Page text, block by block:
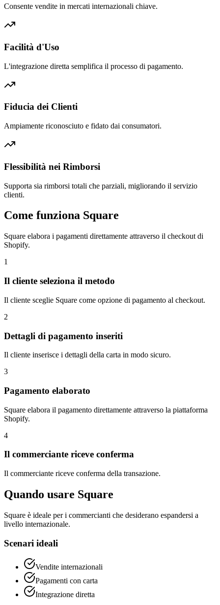
Consente vendite in mercati internazionali chiave.
Facilità d'Uso
L'integrazione diretta semplifica il processo di pagamento.
Fiducia dei Clienti
Ampiamente riconosciuto e fidato dai consumatori.
Flessibilità nei Rimborsi
Supporta sia rimborsi totali che parziali, migliorando il servizio
clienti.
Come funziona Square
Square elabora i pagamenti direttamente attraverso il checkout di
Shopify.
1
Il cliente seleziona il metodo
Il cliente sceglie Square come opzione di pagamento al checkout.
2
Dettagli di pagamento inseriti
Il cliente inserisce i dettagli della carta in modo sicuro.
3
Pagamento elaborato
Square elabora il pagamento direttamente attraverso la piattaforma
Shopify.
4
Il commerciante riceve conferma
Il commerciante riceve conferma della transazione.
Quando usare Square
Square è ideale per i commercianti che desiderano espandersi a
livello internazionale.
Scenari ideali
Vendite internazionali
Pagamenti con carta
Integrazione diretta